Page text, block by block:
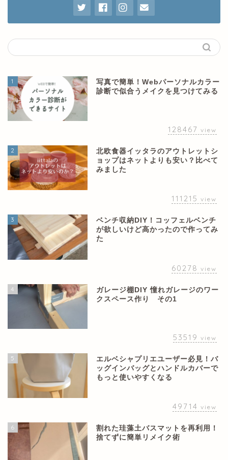
1
写真で簡単！Webパーソナルカラー
診断で似合うメイクを見つけてみる
128467 view
2
北欧食器イッタラのアウトレットシ
ョップはネットよりも安い？比べて
みました
111215 view
3
ベンチ収納DIY！コッフェルベンチ
が欲しいけど高かったので作ってみ
た
60278 view
4
ガレージ棚DIY 憧れガレージのワー
クスペース作り その1
53519 view
5
エルベシャプリエユーザー必見！バ
ッグインバッグとハンドルカバーで
もっと使いやすくなる
49714 view
6
割れた珪藻土バスマットを再利用！
捨てずに簡単リメイク術